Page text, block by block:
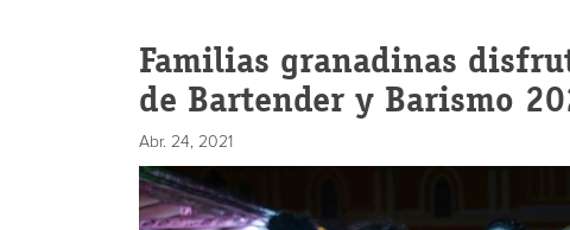
Familias granadinas
de Bartender y Barismo
Abr. 24, 2021